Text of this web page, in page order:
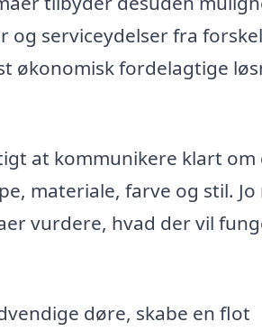
og serviceydelser fra
økonomisk fordelagtige
at kommunikere klart om
materiale, farve og stil. Jo
vurdere, hvad der vil
døre, skabe en flot